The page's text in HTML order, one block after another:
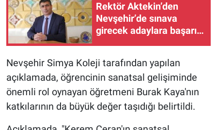
Rektör Aktekin’den
Nevşehir’de sınava
girecek adaylara başarı
Nevşehir Simya Koleji tarafından yapılan
açıklamada, öğrencinin sanatsal gelişiminde
önemli rol oynayan öğretmeni Burak Kaya'nın
katkılarının da büyük değer taşıdığı belirtildi.